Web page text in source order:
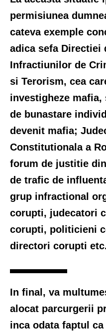
permisiunea
cateva exemple
adica sefa Directiei
Infractiunilor de
si Terorism, cea
investigheze
de bunastare
devenit mafia;
Constitutionala a
forum de justitie
de trafic de
grup infractional
corupti, judecatori
corupti, politicieni
directori corupti
In final, va
alocat parcurgerii
inca odata faptul